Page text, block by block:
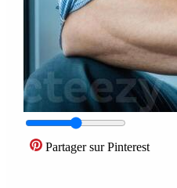
Partager sur Pinterest